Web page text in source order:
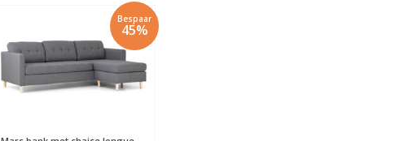
Bespaar
45%